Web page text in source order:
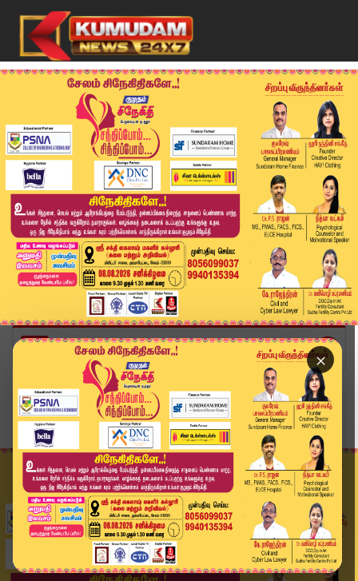
×
Home
வீடியோ ஸ்டோரி
சேலத்தில் திமுக நிர்வாகி சுட்டுக்கொ*ல முக்கிய ம...